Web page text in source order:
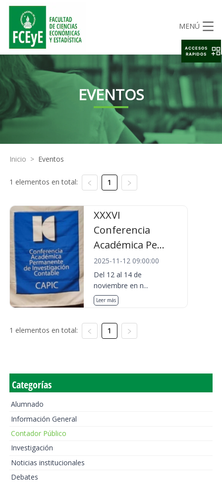
MENÚ
EVENTOS
Inicio > Eventos
1 elementos en total: 1
XXXVI
Conferencia
Académica Pe...
2025-11-12 09:00:00
Del 12 al 14 de
noviembre en n...
Leer más
1 elementos en total: 1
Categorías
Alumnado
Información General
Contador Público
Investigación
Noticias institucionales
Debates
ACCESOS
RAPIDOS